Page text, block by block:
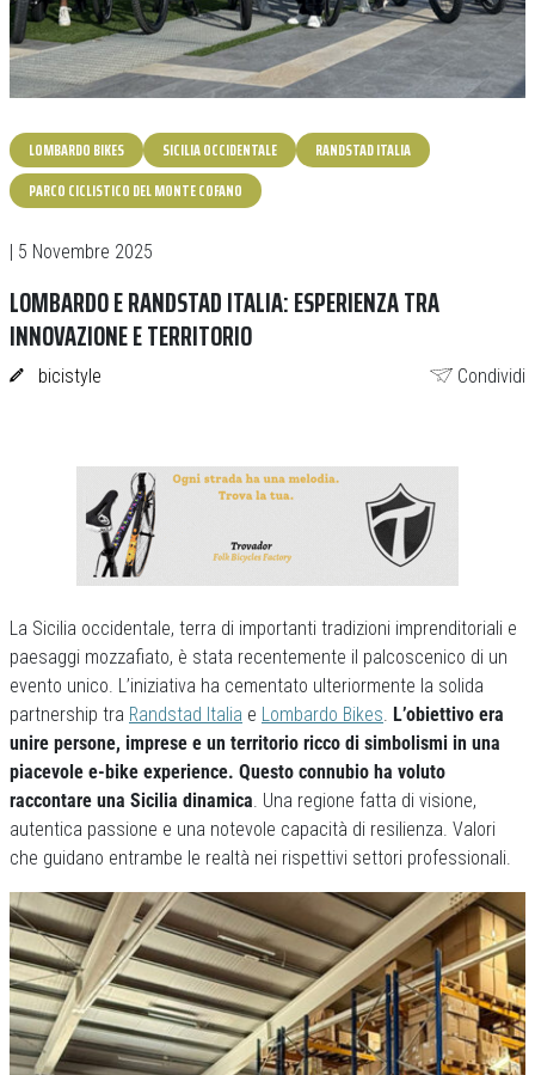
LOMBARDO BIKES SICILIA OCCIDENTALE
RANDSTAD ITALIA
PARCO CICLISTICO DEL MONTE COFANO
| 5 Novembre 2025
LOMBARDO E RANDSTAD ITALIA: ESPERIENZA TRA
INNOVAZIONE E TERRITORIO
bicistyle Condividi
La Sicilia occidentale, terra di importanti tradizioni imprenditoriali e
paesaggi mozzafiato, è stata recentemente il palcoscenico di un
evento unico. L’iniziativa ha cementato ulteriormente la solida
partnership tra Randstad Italia e Lombardo Bikes. L’obiettivo era
unire persone, imprese e un territorio ricco di simbolismi in una
piacevole e-bike experience. Questo connubio ha voluto
raccontare una Sicilia dinamica. Una regione fatta di visione,
autentica passione e una notevole capacità di resilienza. Valori
che guidano entrambe le realtà nei rispettivi settori professionali.